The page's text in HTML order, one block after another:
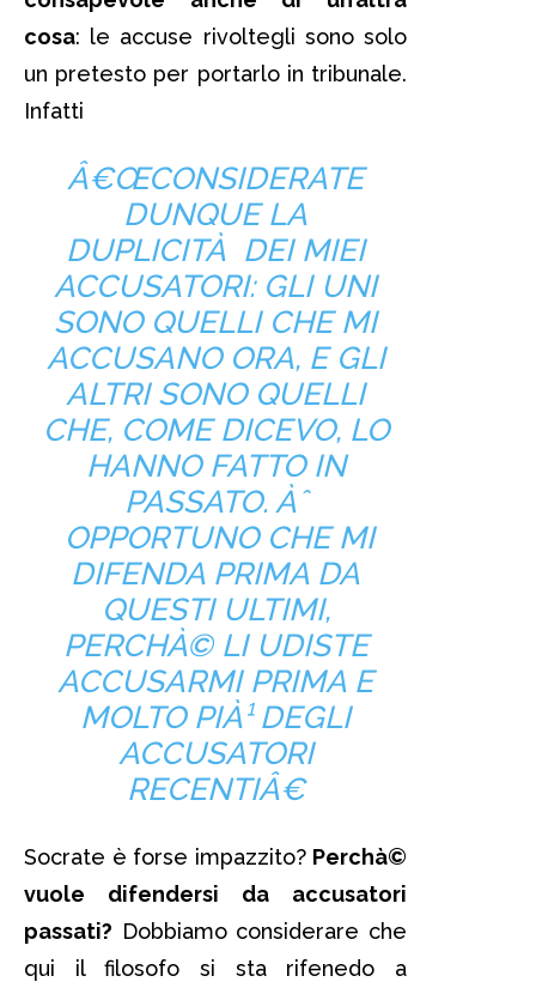
cosa: le accuse rivoltegli sono solo
un pretesto per portarlo in tribunale.
Infatti
Â€ŒCONSIDERATE
DUNQUE LA
DUPLICITÀ DEI MIEI
ACCUSATORI: GLI UNI
SONO QUELLI CHE MI
ACCUSANO ORA, E GLI
ALTRI SONO QUELLI
CHE, COME DICEVO, LO
HANNO FATTO IN
PASSATO. Àˆ
OPPORTUNO CHE MI
DIFENDA PRIMA DA
QUESTI ULTIMI,
PERCHÀ© LI UDISTE
ACCUSARMI PRIMA E
MOLTO PIÀ¹ DEGLI
ACCUSATORI
RECENTIÂ€
Socrate è forse impazzito? Perchà©
vuole difendersi da accusatori
passati? Dobbiamo considerare che
qui il filosofo si sta rifenedo a